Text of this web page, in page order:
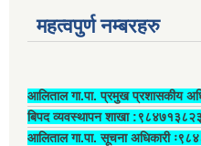
महत्वपुर्ण नम्बरहरु
आलिताल गा.पा. प्रमुख प्रशासकीय
बिपद व्यवस्थापन शाखा
आलिताल गा.पा. सूचना अधिकारी